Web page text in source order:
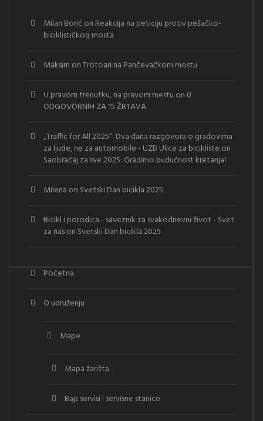
Milan Borić on Reakcija na peticiju protiv pešačko-
biciklističkog mosta
Maksim onTrotoari na Pančevačkom mostu
U pravom trenutku, na pravom mestu on 0
ODGOVORNIH ZA 15 ŽRTAVA
„Traffic for All 2025“: Dva dana razgovora o gradovima
za ljude, ne za automobile - UZB Ulice za bicikliste on
Saobraćaj za sve 2025: Gradimo budućnost kretanja!
Milena on Svetski Dan bicikla 2025
Bicikl i porodica - saveznik za svakodnevni život - Svet
za nason Svetski Dan bicikla 2025
Početna
O udruženju
Mape
Mapa žarišta
Bajs servisi i servisne stanice